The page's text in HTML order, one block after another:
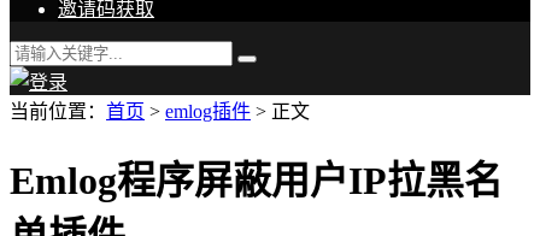
邀请码获取
当前位置： 首页 > emlog插件 > 正文
Emlog程序屏蔽用户IP拉黑名